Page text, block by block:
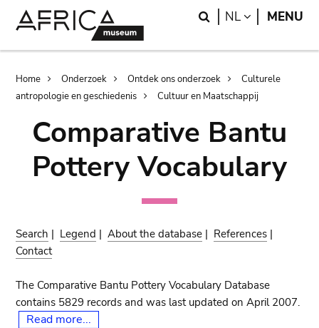
Search
NL LANGUAGE
MENU
Breadcrumb
Home Onderzoek Ontdek ons onderzoek
Culturele
antropologie en geschiedenis
Cultuur en Maatschappij
Comparative Bantu
Pottery Vocabulary
Search | Legend |About the database | References |
Contact
The Comparative Bantu Pottery Vocabulary Database
contains 5829 records and was last updated on April 2007.
Read more...